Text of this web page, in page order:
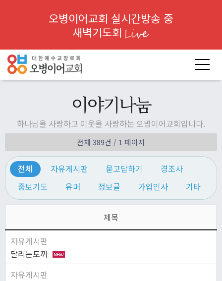
오병이어교회 실시간방송 중
새벽기도회
이야기나눔
하나님을 사랑하고 이웃을 사랑하는 오병이어교회입니다.
전체 389건 / 1 페이지
전체 자유게시판 묻고답하기
경조사
중보기도
유머 정보글 가입인사 기타
제목
자유게시판
달리는토끼
자유게시판